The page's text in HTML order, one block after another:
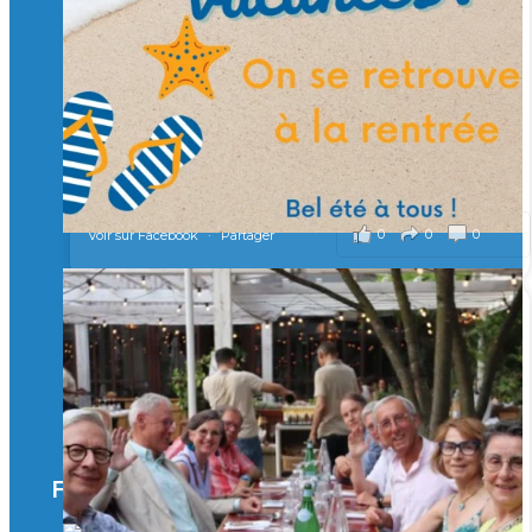
Merci à tous !
🎯 Taxe d’apprentissage 2026 : avec l'Isep, investissez pour
un numérique au service de l'humain !
À l’Isep, nous formons des ingénieurs, des bachelors, des
Mastères Spécialisés, qui allient excellence technologique et
valeurs humaines, au cœur de notre pro
...Voir plus
il y a 2 mois
0 0 0
Voir sur Facebook · Partager
🚀Afterwork à Genève 🚀
🥳 Le 22 avril dernier, 14 Alumni vivant / travaillant
en Suisse ont partagé un moment convivial de
retrouvailles et d'échanges !
Merci à tous pour votre présence et à Alexandre
CHEA pour l'organisation !
il y a 3 mois
Facebook